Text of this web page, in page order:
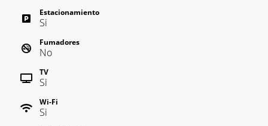
Estacionamiento
Si
Fumadores
No
TV
Si
Wi-Fi
Si